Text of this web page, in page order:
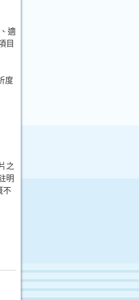
適
目
度
之
明
不